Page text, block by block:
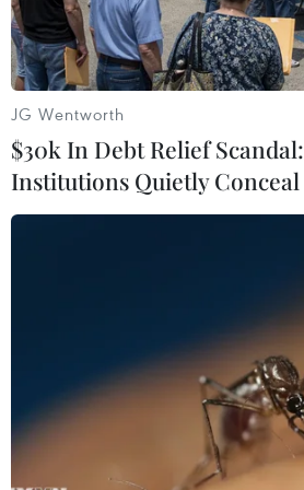
Một điểm kinh doanh xăng dầu
Hà Nội. (Ảnh: Trần Việt/
Mô hình dự báo giá xăng dầu
Machine Learning của Viện
(VPI) cho thấy tại kỳ điều
JG Wentworth
$30k In Debt Relief
Institutions Quietly Conceal